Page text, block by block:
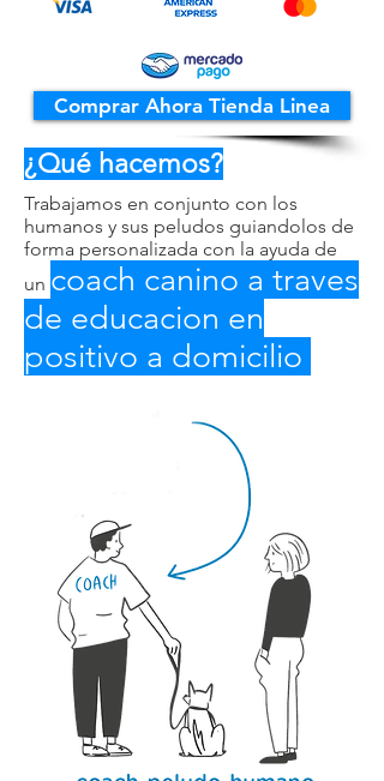
Comprar Ahora Tienda Linea
¿Qué hacemos?
Trabajamos en conjunto con los
humanos y sus peludos guiandolos de
forma personalizada con la ayuda de
un coach canino a traves
de educacion en
positivo a domicilio